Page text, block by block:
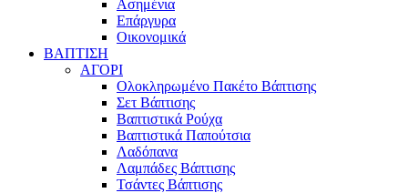
Ασημένια
Επάργυρα
Οικονομικά
ΒΑΠΤΙΣΗ
ΑΓΟΡΙ
Ολοκληρωμένο Πακέτο Βάπτισης
Σετ Βάπτισης
Βαπτιστικά Ρούχα
Βαπτιστικά Παπούτσια
Λαδόπανα
Λαμπάδες Βάπτισης
Τσάντες Βάπτισης